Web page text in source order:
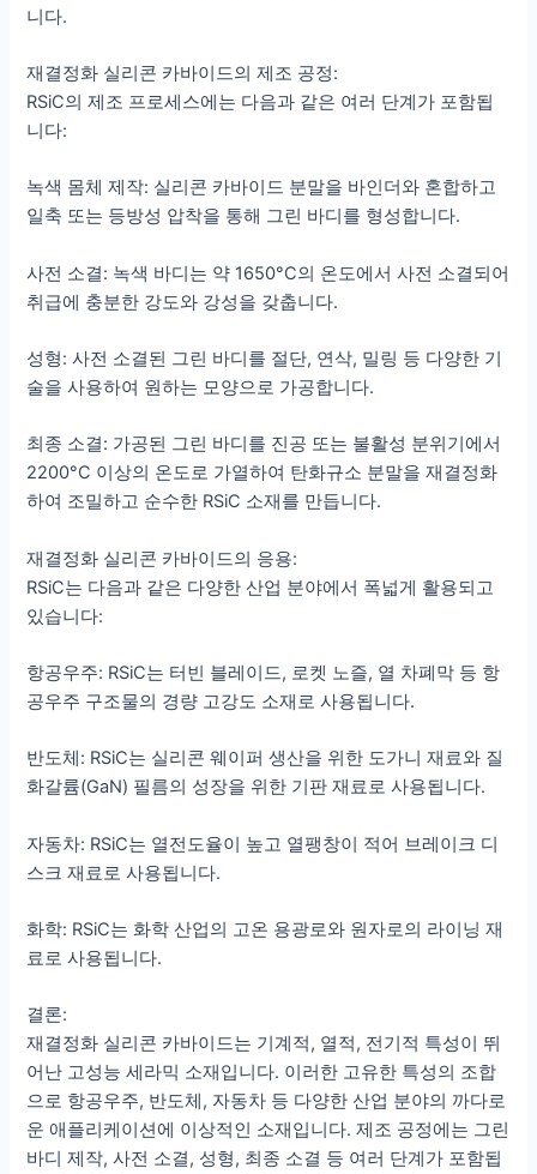
니다.
재결정화 실리콘 카바이드의 제조 공정:
RSiC의 제조 프로세스에는 다음과 같은 여러 단계가 포함됩
니다:
녹색 몸체 제작: 실리콘 카바이드 분말을 바인더와 혼합하고
일축 또는 등방성 압착을 통해 그린 바디를 형성합니다.
사전 소결: 녹색 바디는 약 1650°C의 온도에서 사전 소결되어
취급에 충분한 강도와 강성을 갖춥니다.
성형: 사전 소결된 그린 바디를 절단, 연삭, 밀링 등 다양한 기
술을 사용하여 원하는 모양으로 가공합니다.
최종 소결: 가공된 그린 바디를 진공 또는 불활성 분위기에서
2200°C 이상의 온도로 가열하여 탄화규소 분말을 재결정화
하여 조밀하고 순수한 RSiC 소재를 만듭니다.
재결정화 실리콘 카바이드의 응용:
RSiC는 다음과 같은 다양한 산업 분야에서 폭넓게 활용되고
있습니다:
항공우주: RSiC는 터빈 블레이드, 로켓 노즐, 열 차폐막 등 항
공우주 구조물의 경량 고강도 소재로 사용됩니다.
반도체: RSiC는 실리콘 웨이퍼 생산을 위한 도가니 재료와 질
화갈륨(GaN) 필름의 성장을 위한 기판 재료로 사용됩니다.
자동차: RSiC는 열전도율이 높고 열팽창이 적어 브레이크 디
스크 재료로 사용됩니다.
화학: RSiC는 화학 산업의 고온 용광로와 원자로의 라이닝 재
료로 사용됩니다.
결론:
재결정화 실리콘 카바이드는 기계적, 열적, 전기적 특성이 뛰
어난 고성능 세라믹 소재입니다. 이러한 고유한 특성의 조합
으로 항공우주, 반도체, 자동차 등 다양한 산업 분야의 까다로
운 애플리케이션에 이상적인 소재입니다. 제조 공정에는 그린
바디 제작, 사전 소결, 성형, 최종 소결 등 여러 단계가 포함됩